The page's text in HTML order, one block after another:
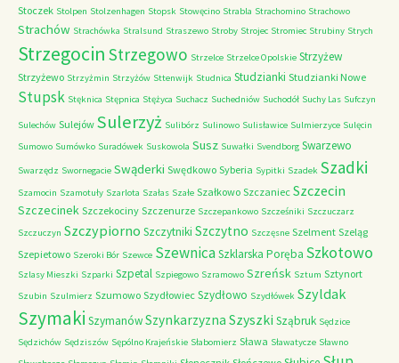
Stoczek Stolpen Stolzenhagen Stopsk Stowęcino Strabla Strachomino Strachowo
Strachów Strachówka Stralsund Straszewo Stroby Strojec Stromiec Strubiny Strych
Strzegocin Strzegowo Strzelce Strzelce Opolskie Strzyżew
Strzyżewo Strzyżmin Strzyżów Sttenwijk Studnica Studzianki Studzianki Nowe
Stupsk Stęknica Stępnica Stężyca Suchacz Suchedniów Suchodół Suchy Las Sufczyn
Sulechów Sulejów Sulerzyż Sulibórz Sulinowo Sulisławice Sulmierzyce Sulęcin
Sumowo Sumówko Suradówek Suskowola Susz Suwałki Svendborg Swarzewo
Swarzędz Swornegacie Swąderki Swędkowo Syberia Sypitki Szadek Szadki
Szamocin Szamotuły Szarlota Szałas Szałe Szałkowo Szczaniec Szczecin
Szczecinek Szczekociny Szczenurze Szczepankowo Szcześniki Szczuczarz
Szczuczyn Szczypiorno Szczytniki Szczytno Szczęsne Szelment Szeląg
Szepietowo Szeroki Bór Szewce SzewnicaSzklarska Poręba Szkotowo
Szlasy Mieszki Szparki Szpetal Szpiegowo Szramowo Szreńsk Sztum Sztynort
Szubin Szulmierz Szumowo Szydłowiec Szydłowo Szydłówek Szyldak
Szymaki SzymanówSzynkarzyzna Szyszki Sząbruk Sędzice
Sędzichów Sędziszów Sępólno Krajeńskie Słabomierz Sława Sławatycze Sławno